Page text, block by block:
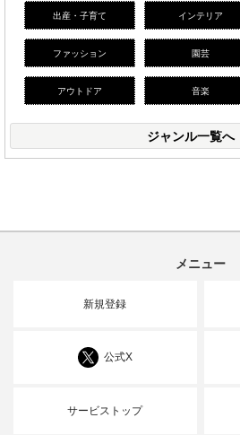
出産・子育て インテリア
ファッション 園芸
アウトドア 音楽
ジャンル一覧へ
メニュー
新規登録
公式X
サービストップ